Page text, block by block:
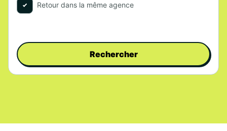
Retour dans la même agence
Rechercher